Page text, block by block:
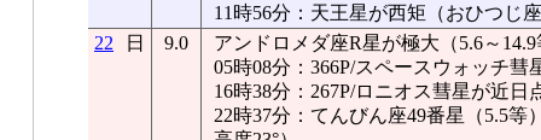
11時56分：天王星が西矩（おひつじ
22
日 9.0
アンドロメダ座R星が極大（5.6～
05時08分：366P/スペースウォッチ
16時38分：267P/ロニオス彗星が近日
22時37分：てんびん座49番星（5.5